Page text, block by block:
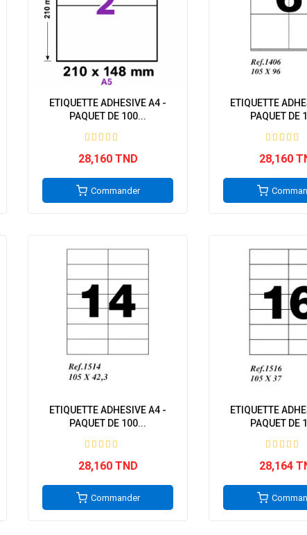
ETIQUETTE ADHESIVE A4 -
PAQUET DE 100...
28,160 TND
Commander
ETIQUETTE
PAQUET DE
28,160
ETIQUETTE ADHESIVE A4 -
PAQUET DE 100...
28,160 TND
Commander
ETIQUETTE
PAQUET DE
28,164